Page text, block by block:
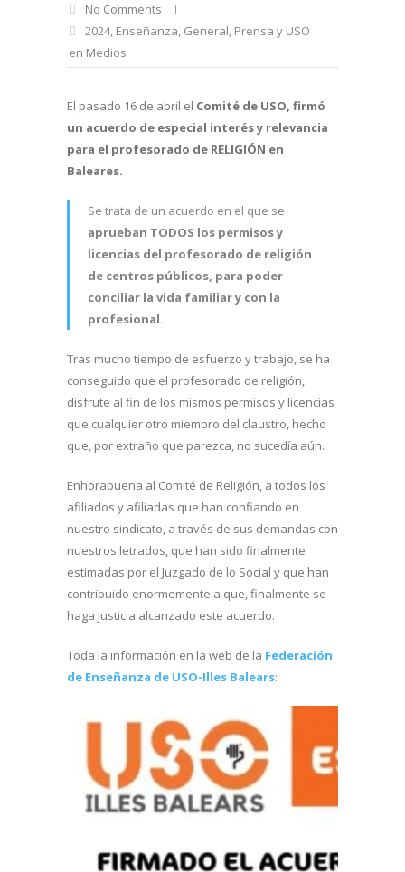
No Comments
2024, Enseñanza, General, Prensa y USO
en Medios
El pasado 16 de abril el Comité de USO, firmó
un acuerdo de especial interés y relevancia
para el profesorado de RELIGIÓN en
Baleares.
Se trata de un acuerdo en el que se
aprueban TODOS los permisos y
licencias del profesorado de religión
de centros públicos, para poder
conciliar la vida familiar y con la
profesional.
Tras mucho tiempo de esfuerzo y trabajo, se ha
conseguido que el profesorado de religión,
disfrute al fin de los mismos permisos y licencias
que cualquier otro miembro del claustro, hecho
que, por extraño que parezca, no sucedía aún.
Enhorabuena al Comité de Religión, a todos los
afiliados y afiliadas que han confiando en
nuestro sindicato, a través de sus demandas con
nuestros letrados, que han sido finalmente
estimadas por el Juzgado de lo Social y que han
contribuido enormemente a que, finalmente se
haga justicia alcanzado este acuerdo.
Toda la información en la web de la Federación
de Enseñanza de USO-Illes Balears: